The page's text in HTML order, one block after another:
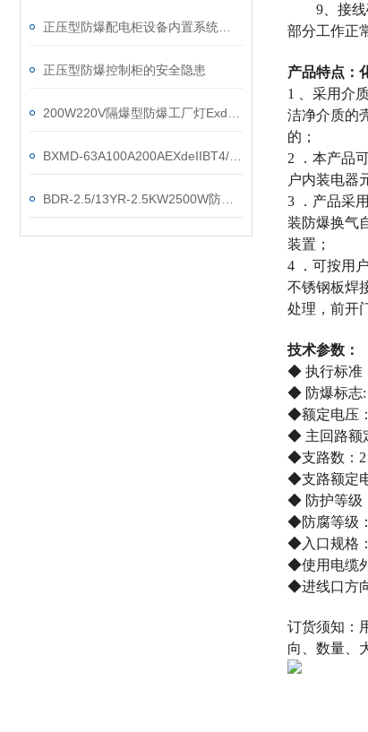
正压型防爆控制柜的安全隐患
9、接线确
部分工作正
产品特点：
1 、采用介
洁净介质的
的；
2 ．本产品
户内装电器
3 ．产品采
装防爆换气
装置；
4 ．可按用
不锈钢板焊
处理，前开
技术参数：
◆ 执行标准
◆ 防爆标志:
◆额定电压
◆ 主回路额
◆支路数：2
◆支路额定
◆ 防护等级
◆防腐等级
◆入口规格
◆使用电缆
◆进线口方
订货须知：
向、数量、